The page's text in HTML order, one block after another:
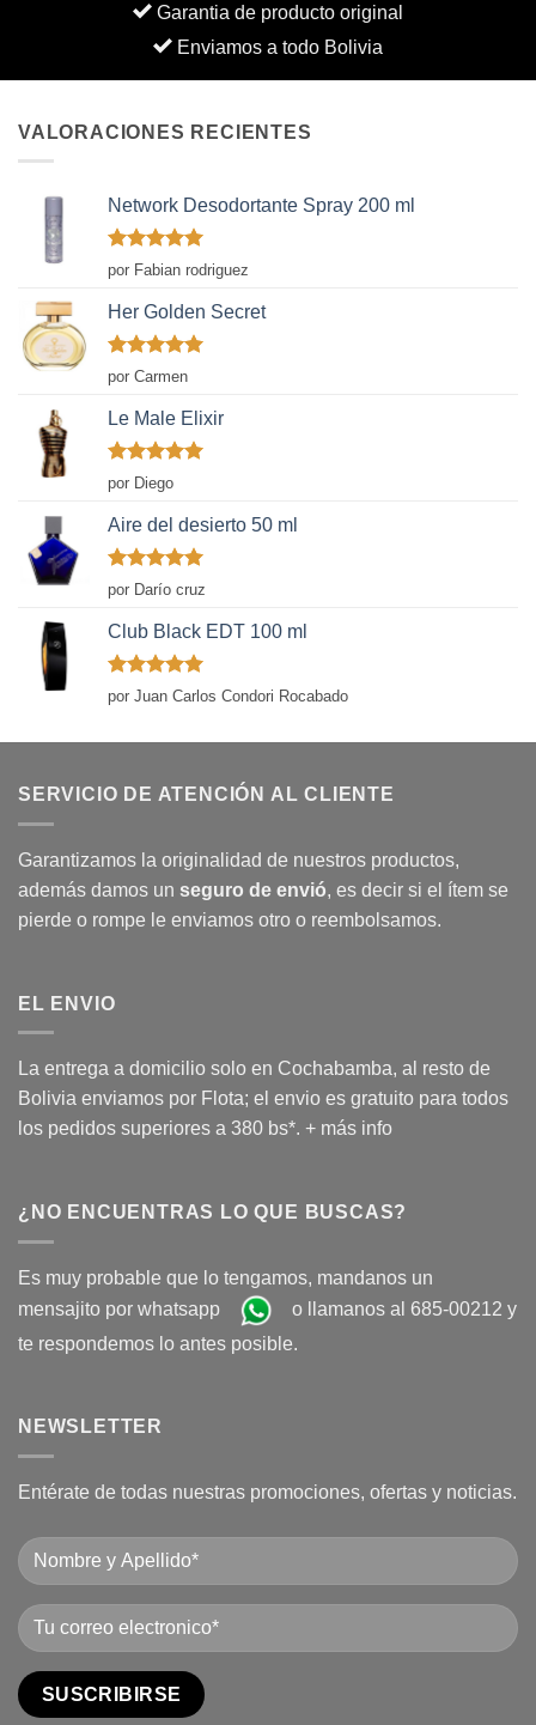
Garantia de producto original
Enviamos a todo Bolivia
VALORACIONES RECIENTES
Network Desodortante Spray 200 ml
Valorado
con
por Fabian rodriguez
Her Golden Secret
Valorado
con
por Carmen
Le Male Elixir
Valorado
con
de 5
por Diego
Aire del desierto 50 ml
Valorado
con
por Darío cruz
Club Black EDT 100 ml
Valorado
con
por Juan Carlos Condori Rocabado
SERVICIO DE ATENCIÓN AL CLIENTE
Garantizamos la originalidad de nuestros productos,
además damos un seguro de envió, es decir si el ítem se
pierde o rompe le enviamos otro o reembolsamos.
EL ENVIO
La entrega a domicilio solo en Cochabamba, al resto de
Bolivia enviamos por Flota; el envio es gratuito para todos
los pedidos superiores a 380 bs*. + más info
¿NO ENCUENTRAS LO QUE BUSCAS?
Es muy probable que lo tengamos, mandanos un
mensajito por whatsapp
o llamanos al 685-00212 y
te respondemos lo antes posible.
NEWSLETTER
Entérate de todas nuestras promociones, ofertas y noticias.